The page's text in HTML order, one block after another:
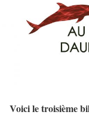
Voici le troisième